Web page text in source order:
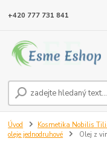
+420 777 731 841
Úvod Kosmetika Nobilis
oleje jednodruhové
Olej z